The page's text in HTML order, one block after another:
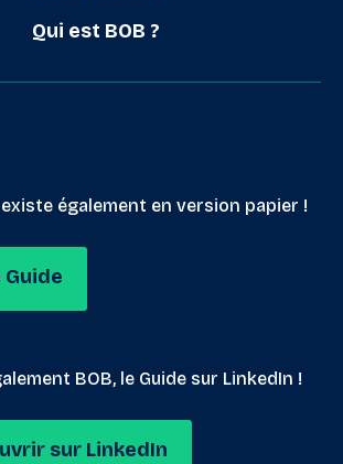
Qui est BOB ?
existe également en version papier !
BOB, le Guide sur LinkedIn !
sur LinkedIn